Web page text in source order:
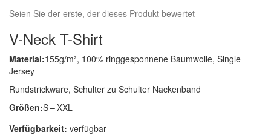
Seien Sie der erste, der dieses Produkt bewertet
V-Neck T-Shirt
Material:155g/m², 100% ringgesponnene Baumwolle, Single
Jersey
Rundstrickware, Schulter zu Schulter Nackenband
Größen:S – XXL
Verfügbarkeit: verfügbar